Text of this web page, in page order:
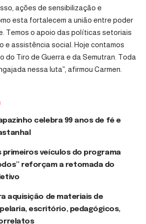
ações de sensibilização e
esta fortalecem a união entre poder
Temos o apoio das políticas setoriais
e assistência social. Hoje contamos
do Tiro de Guerra e da Semutran. Toda
nessa luta”, afirmou Carmen.
celebra 99 anos de fé e
primeiros veículos do programa
reforçam a retomada do
aquisição de materiais de
escritório, pedagógicos,